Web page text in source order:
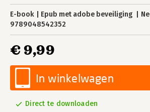
E-book Epub met adobe beveiliging
9789048542352
€ 9,99
In winkelwagen
Direct te downloaden